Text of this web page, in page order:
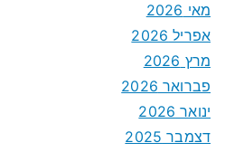
מאי 2026
אפריל 2026
מרץ 2026
פברואר 2026
ינואר 2026
דצמבר 2025